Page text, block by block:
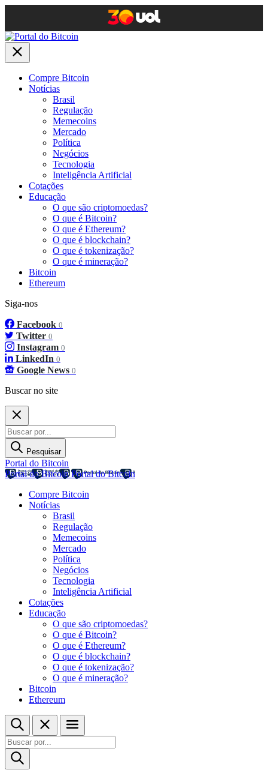
Compre Bitcoin
Notícias
Brasil
Regulação
Memecoins
Mercado
Política
Negócios
Tecnologia
Inteligência Artificial
Cotações
Educação
O que são criptomoedas?
O que é Bitcoin?
O que é Ethereum?
O que é blockchain?
O que é tokenização?
O que é mineração?
Bitcoin
Ethereum
Siga-nos
Facebook 0
Twitter 0
Instagram 0
LinkedIn 0
Google News 0
Buscar no site
Pesquisar
Portal do Bitcoin
Portal do BitcoinPortal do Bitcoin
Compre Bitcoin
Notícias
Brasil
Regulação
Memecoins
Mercado
Política
Negócios
Tecnologia
Inteligência Artificial
Cotações
Educação
O que são criptomoedas?
O que é Bitcoin?
O que é Ethereum?
O que é blockchain?
O que é tokenização?
O que é mineração?
Bitcoin
Ethereum